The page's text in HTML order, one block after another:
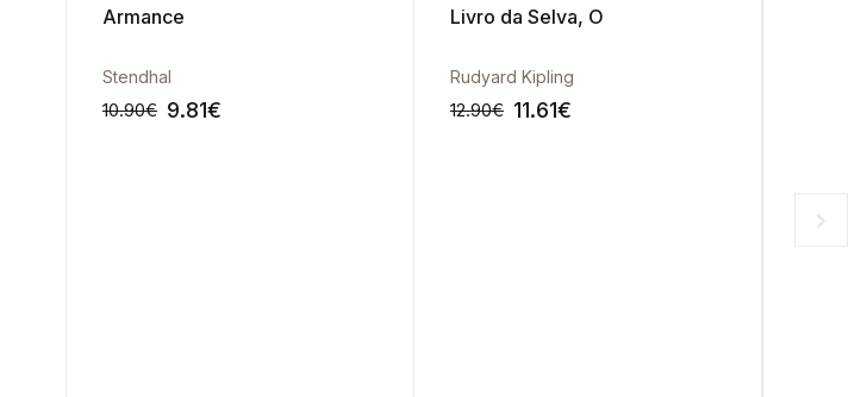
Armance
Stendhal
10.90€ 9.81€
Livro da Selva, O
Rudyard Kipling
12.90€ 11.61€